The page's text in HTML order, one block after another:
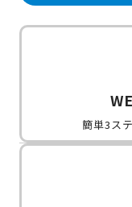
簡単3ス